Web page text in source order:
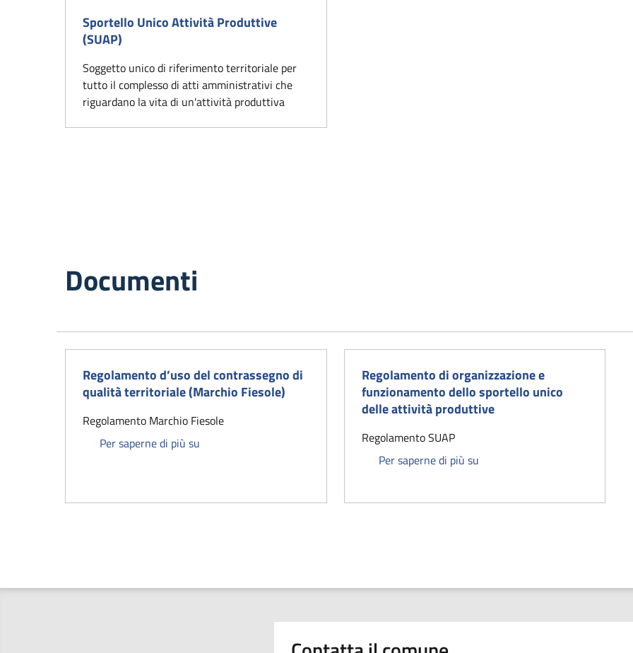
Sportello Unico Attività Produttive
(SUAP)
Soggetto unico di riferimento territoriale per
tutto il complesso di atti amministrativi che
riguardano la vita di un'attività produttiva
Documenti
Regolamento d’uso del contrassegno di
qualità territoriale (Marchio Fiesole)
Regolamento Marchio Fiesole
Per saperne di più su Regolamento d’uso del contrassegno di qualità territoriale (Marchio Fiesole)
Regolamento di organizzazione e
funzionamento dello sportello unico
delle attività produttive
Regolamento SUAP
Per saperne di più suRegolamento di